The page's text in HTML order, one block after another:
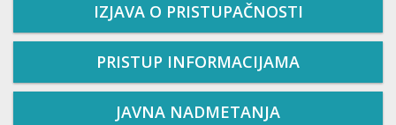
IZJAVA O PRISTUPAČNOSTI
PRISTUP INFORMACIJAMA
JAVNA NADMETANJA